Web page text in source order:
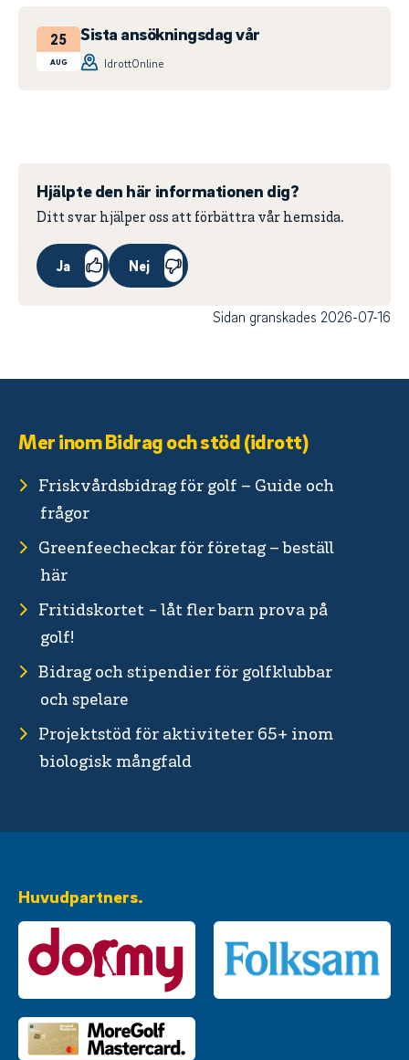
25
AUG
Sista ansökningsdag vår
IdrottOnline
Hjälpte den här informationen dig?
Ditt svar hjälper oss att förbättra vår hemsida.
Ja Nej
Sidan granskades 2026-07-16
Mer inom Bidrag och stöd (idrott)
Friskvårdsbidrag för golf – Guide och
frågor
Greenfeecheckar för företag – beställ
här
Fritidskortet - låt fler barn prova på
golf!
Bidrag och stipendier för golfklubbar
och spelare
Projektstöd för aktiviteter 65+ inom
biologisk mångfald
Huvudpartners.